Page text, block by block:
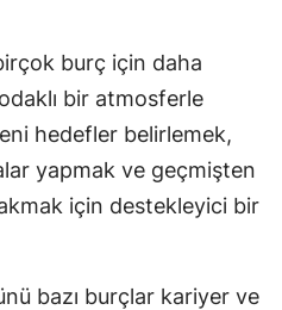
burç için daha
bir atmosferle
hedefler belirlemek,
yapmak ve geçmişten
için destekleyici bir
bazı burçlar kariyer ve